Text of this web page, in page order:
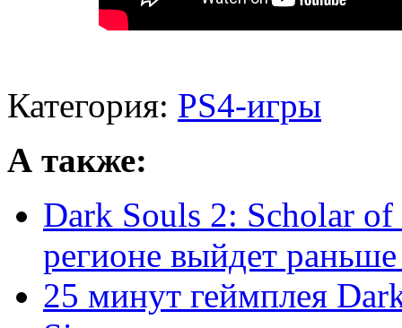
Категория: PS4-игры
А также:
Dark Souls 2: Scholar
регионе выйдет
25 минут геймплея